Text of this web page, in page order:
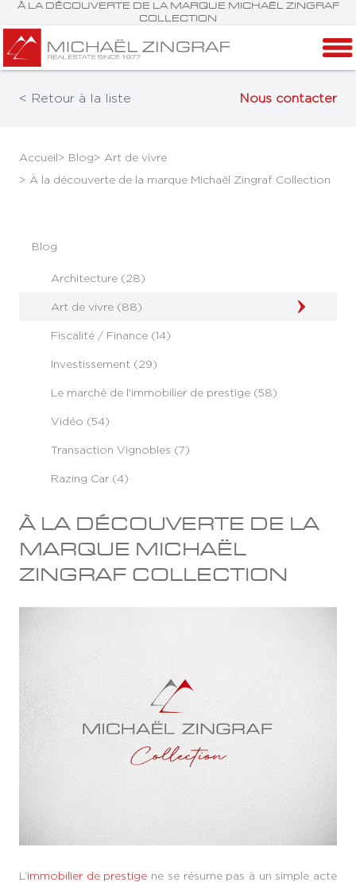
À LA DÉCOUVERTE DE LA MARQUE MICHAËL ZINGRAF
COLLECTION
< Retour à la liste Nous contacter
Accueil> Blog> Art de vivre
> À la découverte de la marque Michaël Zingraf Collection
Blog
Architecture (28)
Art de vivre (88)
Fiscalité / Finance (14)
Investissement (29)
Le marché de l'immobilier de prestige (58)
Vidéo (54)
Transaction Vignobles (7)
Razing Car (4)
À LA DÉCOUVERTE DE LA
MARQUE MICHAËL
ZINGRAF COLLECTION
L’immobilier de prestige ne se résume pas à un simple acte